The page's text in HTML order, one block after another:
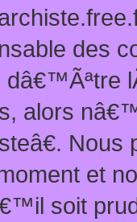
des
alors
et
soit